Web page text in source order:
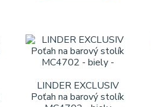
LINDER EXCLUSIV
Poťah na barový stolík